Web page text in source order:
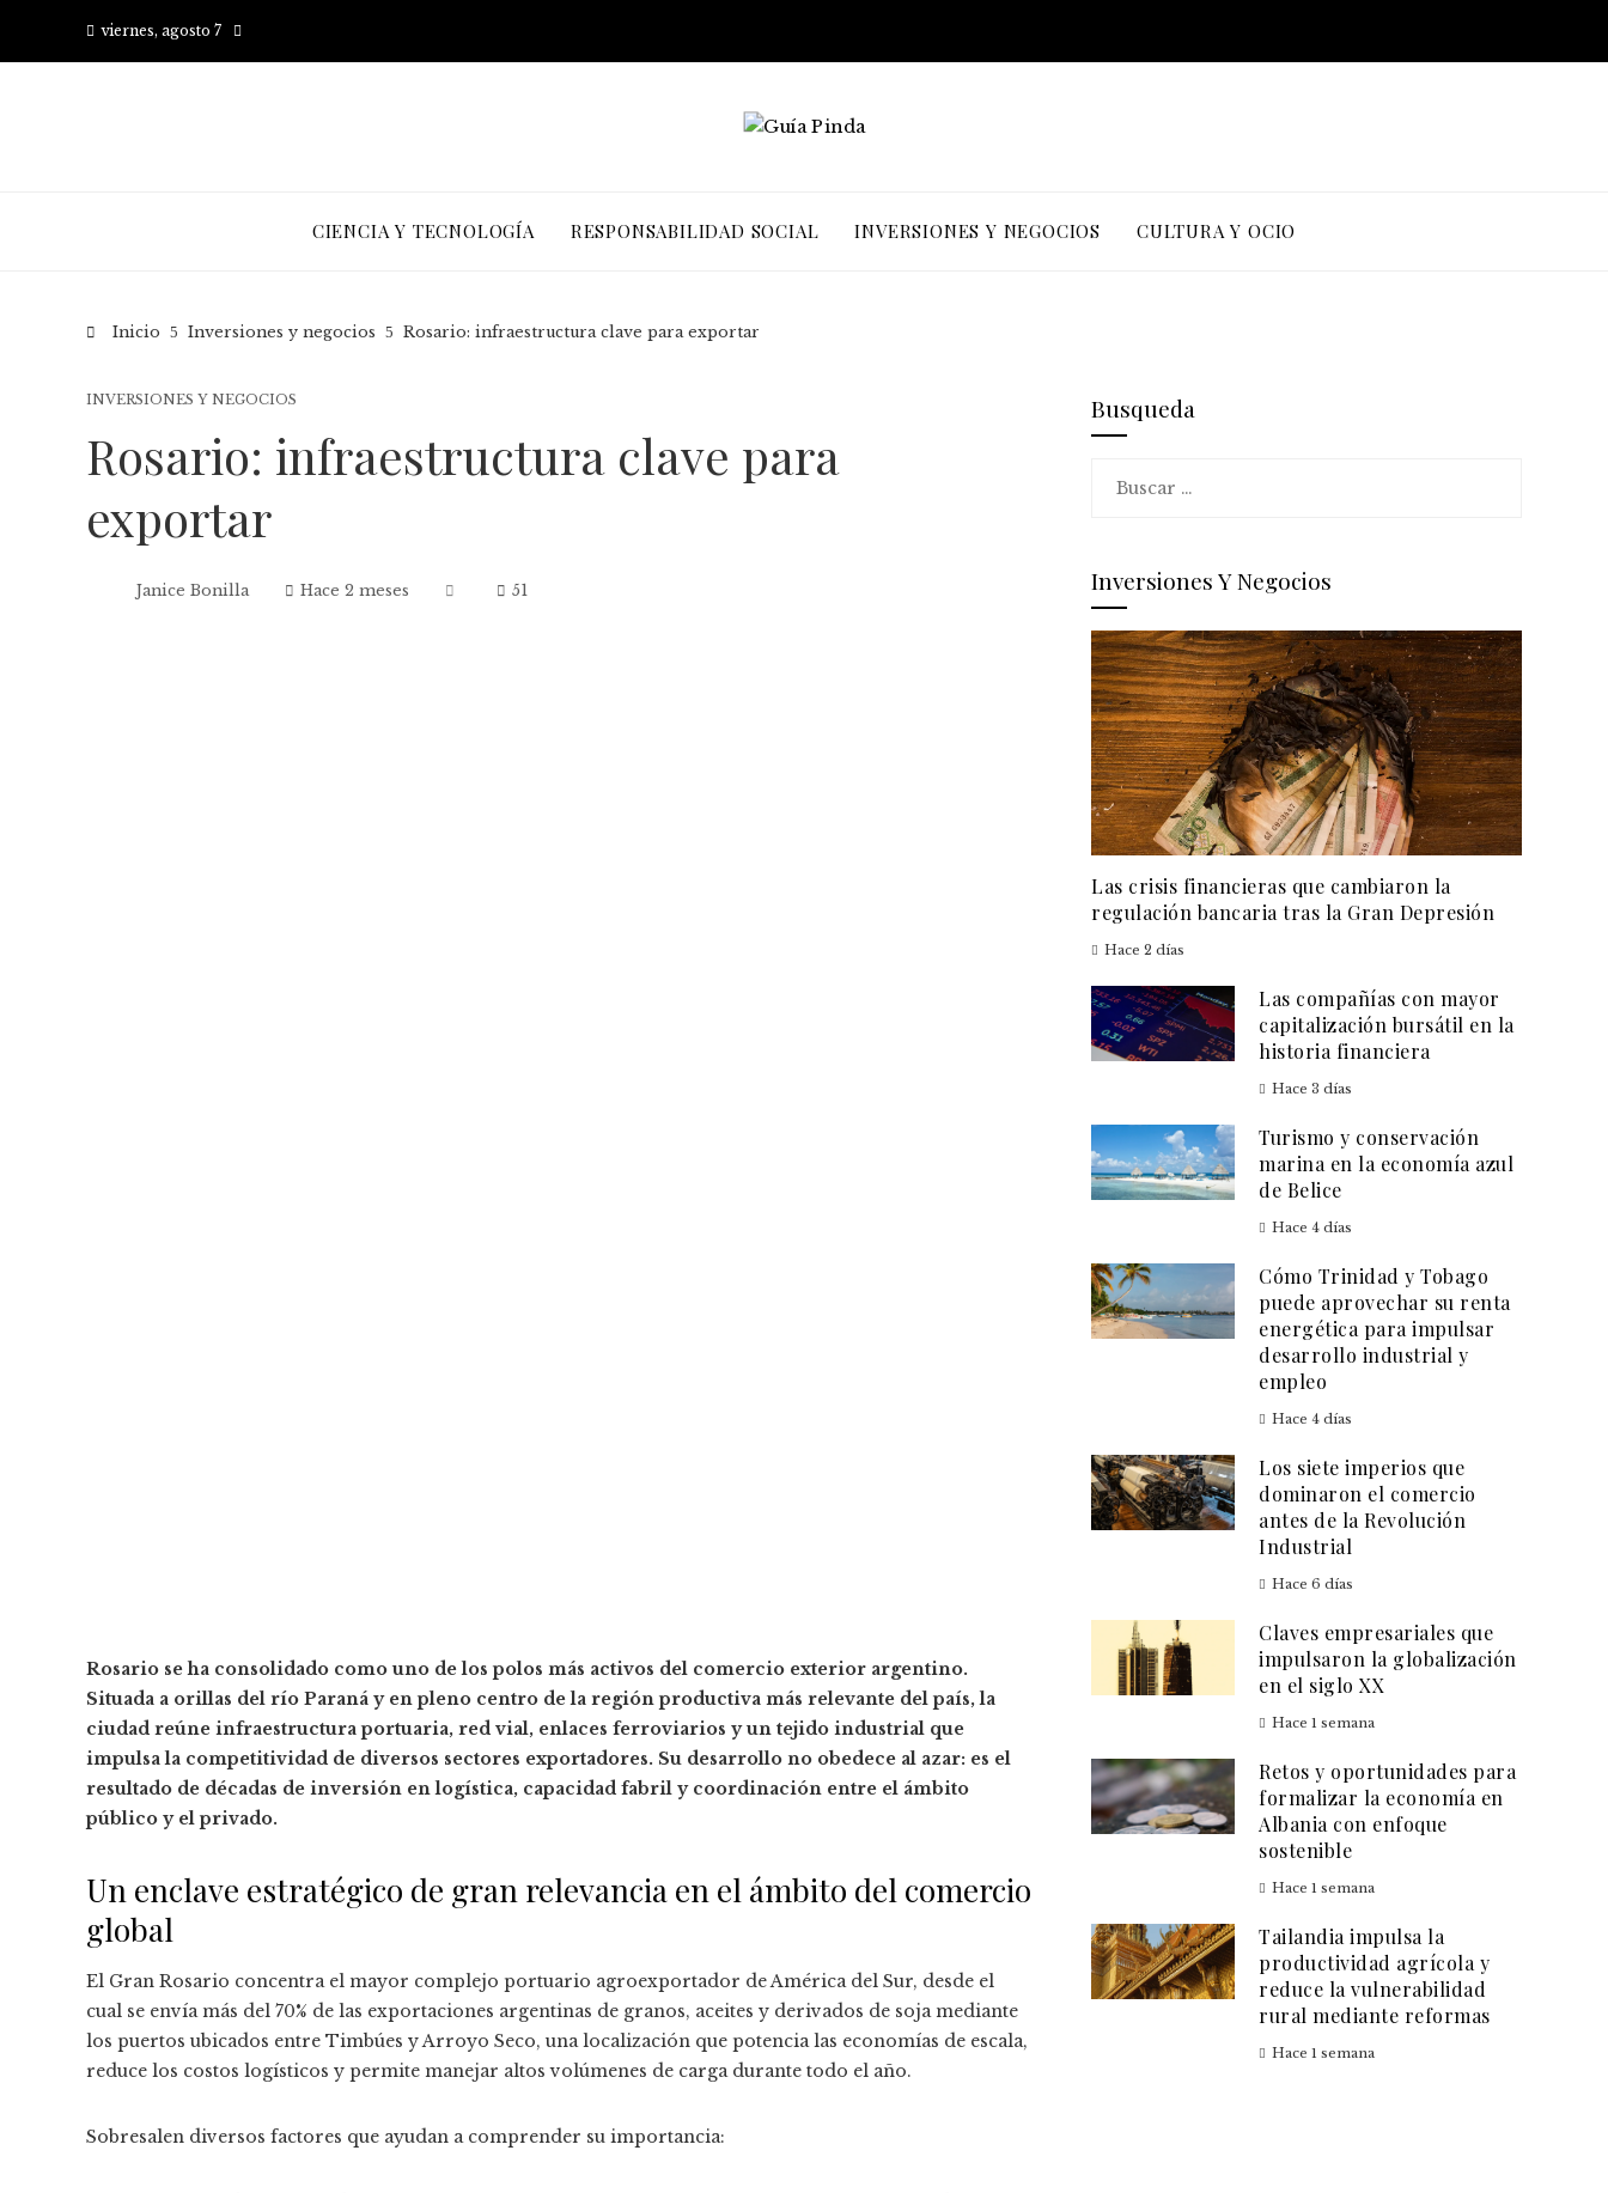
viernes, agosto 7
CIENCIA Y TECNOLOGÍA RESPONSABILIDAD SOCIAL INVERSIONES Y NEGOCIOS CULTURA Y OCIO
Inicio Inversiones y negocios Rosario: infraestructura clave para exportar
INVERSIONES Y NEGOCIOS
Rosario: infraestructura clave para
exportar
Janice Bonilla Hace 2 meses 51
Rosario se ha consolidado como uno de los polos más activos del comercio exterior argentino.
Situada a orillas del río Paraná y en pleno centro de la región productiva más relevante del país, la
ciudad reúne infraestructura portuaria, red vial, enlaces ferroviarios y un tejido industrial que
impulsa la competitividad de diversos sectores exportadores. Su desarrollo no obedece al azar: es el
resultado de décadas de inversión en logística, capacidad fabril y coordinación entre el ámbito
público y el privado.
Un enclave estratégico de gran relevancia en el ámbito del comercio
global
El Gran Rosario concentra el mayor complejo portuario agroexportador de América del Sur, desde el
cual se envía más del 70% de las exportaciones argentinas de granos, aceites y derivados de soja mediante
los puertos ubicados entre Timbúes y Arroyo Seco, una localización que potencia las economías de escala,
reduce los costos logísticos y permite manejar altos volúmenes de carga durante todo el año.
Sobresalen diversos factores que ayudan a comprender su importancia:
Busqueda
Inversiones Y Negocios
Las crisis financieras que cambiaron la
regulación bancaria tras la Gran Depresión
Hace 2 días
Las compañías con mayor
capitalización bursátil en la
historia financiera
Hace 3 días
Turismo y conservación
marina en la economía azul
de Belice
Hace 4 días
Cómo Trinidad y Tobago
puede aprovechar su renta
energética para impulsar
desarrollo industrial y
empleo
Hace 4 días
Los siete imperios que
dominaron el comercio
antes de la Revolución
Industrial
Hace 6 días
Claves empresariales que
impulsaron la globalización
en el siglo XX
Hace 1 semana
Retos y oportunidades para
formalizar la economía en
Albania con enfoque
sostenible
Hace 1 semana
Tailandia impulsa la
productividad agrícola y
reduce la vulnerabilidad
rural mediante reformas
Hace 1 semana